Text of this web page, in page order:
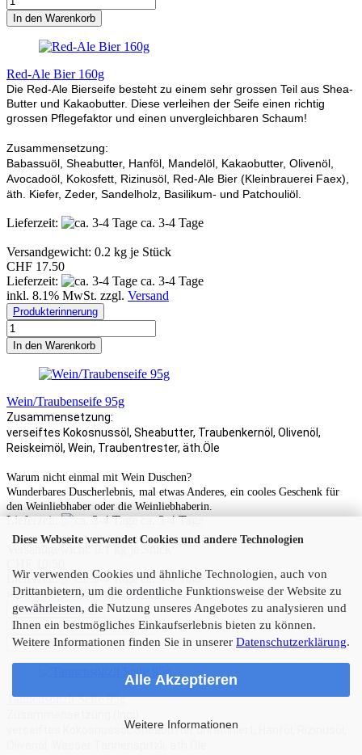
Diese Webseite verwendet Cookies und andere Technologien
Wir verwenden Cookies und ähnliche Technologien, auch von
Drittanbietern, um die ordentliche Funktionsweise der Website zu
gewährleisten, die Nutzung unseres Angebotes zu analysieren und
Ihnen ein bestmögliches Einkaufserlebnis bieten zu können.
Weitere Informationen finden Sie in unserer Datenschutzerklärung.
Alle Akzeptieren
Weitere Informationen
In den Warenkorb
Red-Ale Bier 160g
Die Red-Ale Bierseife besteht zu einem sehr grossen Teil aus Shea-
Butter und Kakaobutter. Diese verleihen der Seife einen richtig
grossen Pflegefaktor und einen unvergleichbaren Schaum!
Zusammensetzung:
Babassuöl, Sheabutter, Hanföl, Mandelöl, Kakaobutter, Olivenöl,
Avocadoöl, Kokosfett, Rizinusöl, Red-Ale Bier (Kleinbrauerei Faex),
äth. Kiefer, Zeder, Sandelholz, Basilikum- und Patchouliöl.
Lieferzeit: ca. 3-4 Tage
Versandgewicht: 0.2 kg je Stück
CHF 17.50
Lieferzeit:
ca. 3-4 Tage
inkl. 8.1% MwSt. zzgl. Versand
Produkterinnerung
In den Warenkorb
Wein/Traubenseife 95g
Zusammensetzung:
verseiftes Kokosnussöl, Sheabutter, Traubenkernöl, Olivenöl,
Reiskeimöl, Wein, Traubentrester, äth.Öle
Warum nicht einmal mit Wein Duschen?
Wunderbares Duscherlebnis, mal etwas Anderes, ein cooles Geschenk für
den Weinliebhaber oder die Weinliebhaberin.
Lieferzeit: ca. 3-4 Tage
Lieferzeit:
ca. 3-4 Tage
inkl. 8.1% MwSt. zzgl.Versand
Produkterinnerung
In den Warenkorb
Tannenspitzli Seife 95g
verseiftes Kokosnussöl, Sheabutter unraffiniert, Hanföl, Rizinusöl,